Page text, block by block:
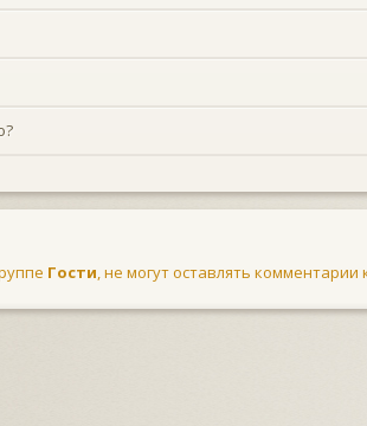
Гости, не могут оставлять комментарии